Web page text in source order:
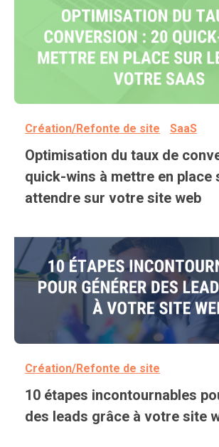
Création/Refonte de site SaaS
Optimisation du taux de
quick-wins à mettre en place
attendre sur votre site web
Création/Refonte de site
10 étapes incontournables
des leads grâce à votre site